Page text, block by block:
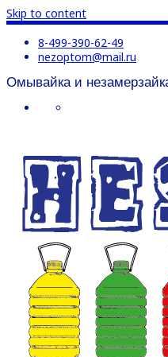
Skip to content
8-499-390-62-49
nezoptom@mail.ru
Омывайка и